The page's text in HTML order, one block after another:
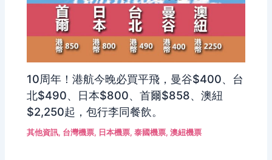
10周年！港航今晚必買平飛，曼谷$400、台
北$490、日本$800、首爾$858、澳紐
$2,250起，包行李同餐飲。
其他資訊, 台灣機票, 日本機票,泰國機票,澳紐機票